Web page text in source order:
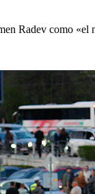
Radev como «el